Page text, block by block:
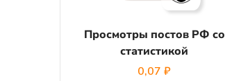
Просмотры постов РФ со
статистикой
0,07 ₽